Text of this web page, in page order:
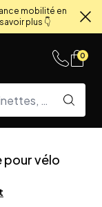
mobilité en
plus 👇
0
vélo